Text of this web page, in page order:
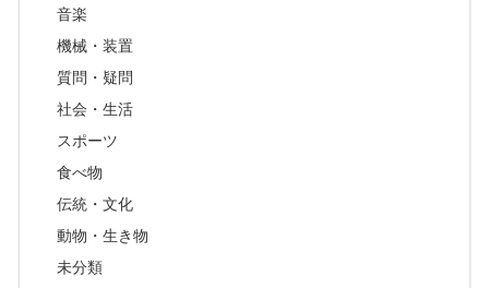
音楽
機械・装置
質問・疑問
社会・生活
スポーツ
食べ物
伝統・文化
動物・生き物
未分類